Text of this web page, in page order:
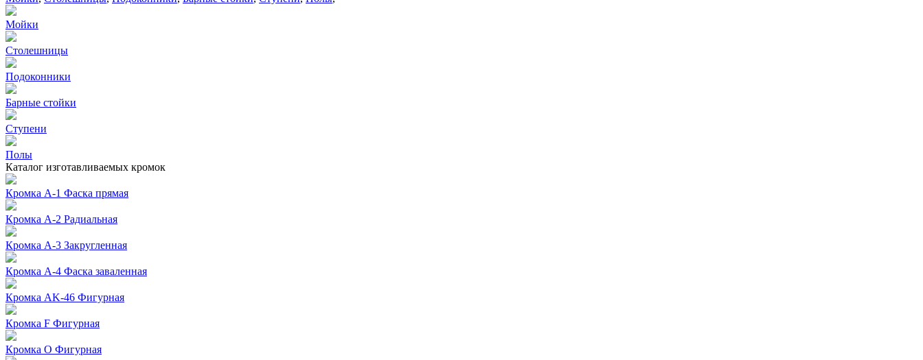
Мойки
Столешницы
Подоконники
Барные стойки
Ступени
Полы
Каталог изготавливаемых кромок
Кромка А-1 Фаска прямая
Кромка А-2 Радиальная
Кромка А-3 Закругленная
Кромка А-4 Фаска заваленная
Кромка AK-46 Фигурная
Кромка F Фигурная
Кромка O Фигурная